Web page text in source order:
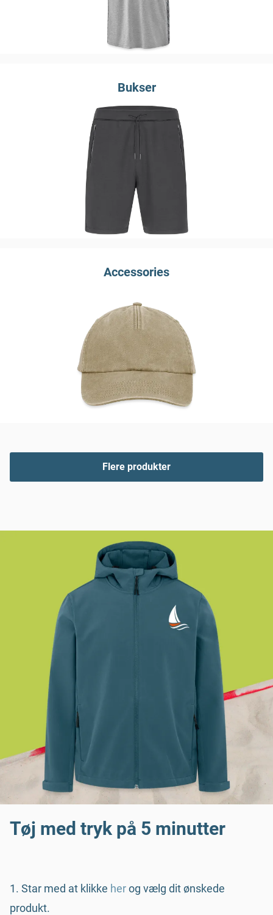
Bukser
Accessories
Flere produkter
Tøj med tryk på 5 minutter
1. Star med at klikke herog vælg dit ønskede
produkt.